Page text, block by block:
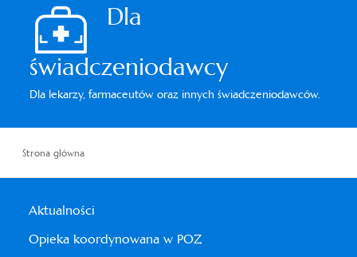
Dla
świadczeniodawcy
Dla lekarzy, farmaceutów oraz innych świadczeniodawców.
Strona główna
Aktualności
Opieka koordynowana w POZ